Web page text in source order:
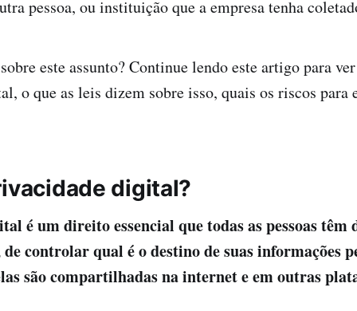
pessoa, ou instituição que a empresa tenha
este assunto? Continue lendo este artigo para
o que as leis dizem sobre isso, quais os riscos para
digital?
é um direito essencial que todas as pessoas têm
controlar qual é o destino de suas informações
são compartilhadas na internet e em outras